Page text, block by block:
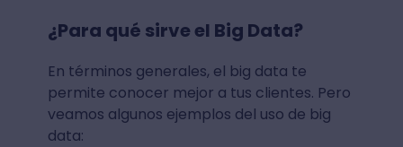
¿Para qué sirve el Big Data?
En términos generales, el big data te
permite conocer mejor a tus clientes. Pero
veamos algunos ejemplos del uso de big
data: